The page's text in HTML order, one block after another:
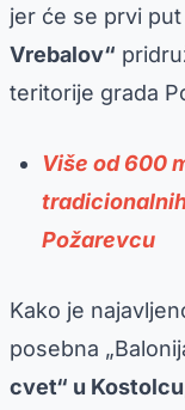
jer će se prvi
Vrebalov“
teritorije grada
Više od 600
Požarevcu
Kako je
posebna
cvet“ u Kostolcu